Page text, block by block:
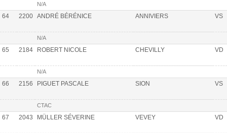
N/A
64 2200 ANDRÉ BÉRÉNICE ANNIVIERS VS
N/A
65 2184 ROBERT NICOLE CHEVILLY VD
N/A
66 2156 PIGUET PASCALE SION VS
CTAC
67 2043 MÜLLER SÉVERINE VEVEY VD